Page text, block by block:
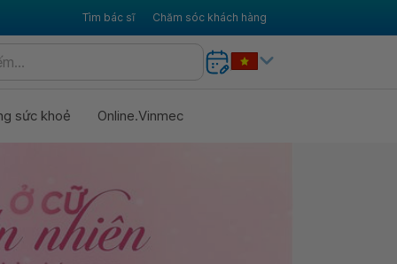
Tìm bác sĩ Chăm sóc khách hàng
sức khoẻ Online.Vinmec